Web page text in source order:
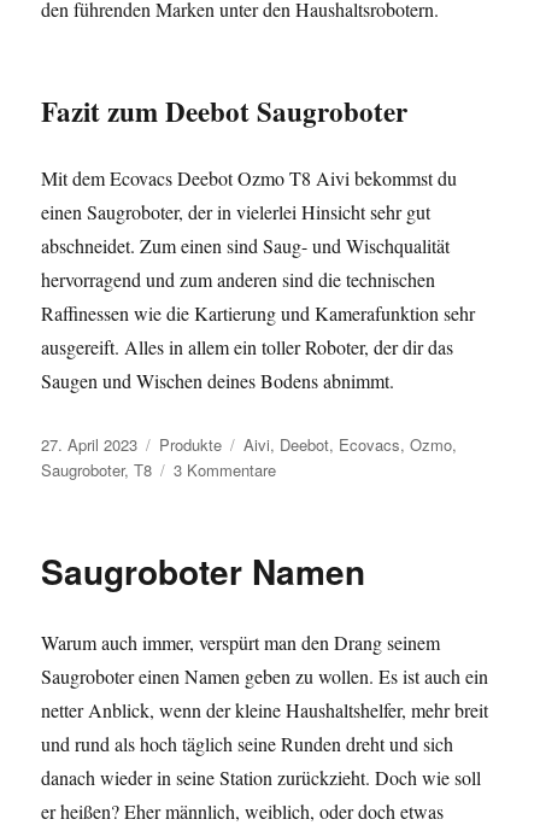
den führenden Marken unter den Haushaltsrobotern.
Fazit zum Deebot Saugroboter
Mit dem Ecovacs Deebot Ozmo T8 Aivi bekommst du
einen Saugroboter, der in vielerlei Hinsicht sehr gut
abschneidet. Zum einen sind Saug- und Wischqualität
hervorragend und zum anderen sind die technischen
Raffinessen wie die Kartierung und Kamerafunktion sehr
ausgereift. Alles in allem ein toller Roboter, der dir das
Saugen und Wischen deines Bodens abnimmt.
Veröffentlicht
am
27. April 2023 Kategorien
Produkte Schlagwörter
Aivi, Deebot, Ecovacs,Ozmo,
Saugroboter,T8 3 Kommentarezu
Ecovacs
Aivi
Saugroboter Namen
Warum auch immer, verspürt man den Drang seinem
Saugroboter einen Namen geben zu wollen. Es ist auch ein
netter Anblick, wenn der kleine Haushaltshelfer, mehr breit
und rund als hoch täglich seine Runden dreht und sich
danach wieder in seine Station zurückzieht. Doch wie soll
er heißen? Eher männlich, weiblich, oder doch etwas